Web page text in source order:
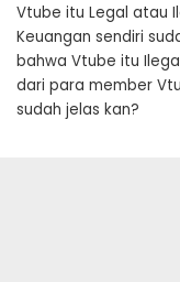
Vtube itu Legal atau
Keuangan sendiri
bahwa Vtube itu
dari para member
sudah jelas kan?